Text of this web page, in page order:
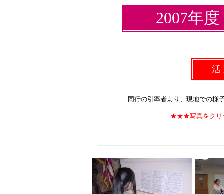
2007年
活
同行の引率者より、現地での様
★★★写真をクリ